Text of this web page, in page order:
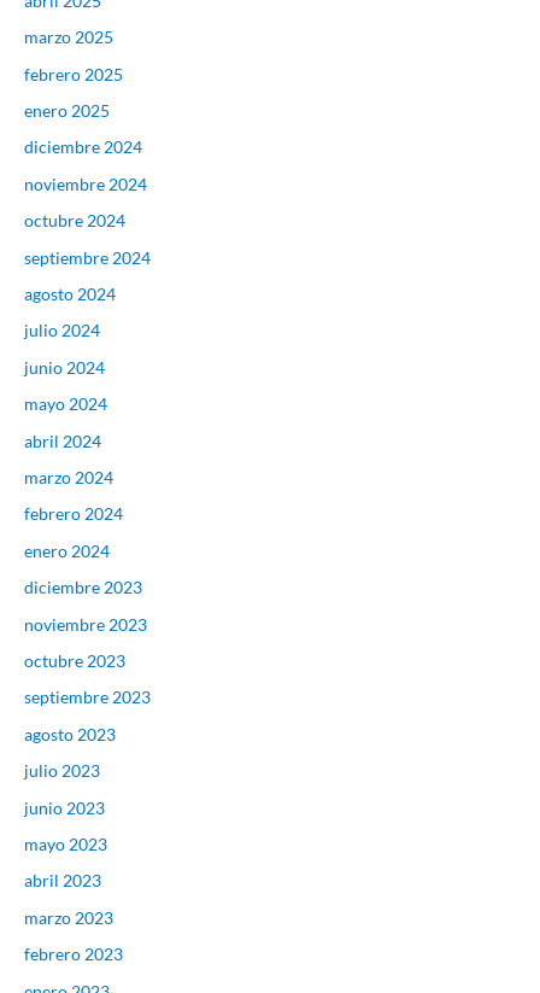
marzo 2025
febrero 2025
enero 2025
diciembre 2024
noviembre 2024
octubre 2024
septiembre 2024
agosto 2024
julio 2024
junio 2024
mayo 2024
abril 2024
marzo 2024
febrero 2024
enero 2024
diciembre 2023
noviembre 2023
octubre 2023
septiembre 2023
agosto 2023
julio 2023
junio 2023
mayo 2023
abril 2023
marzo 2023
febrero 2023